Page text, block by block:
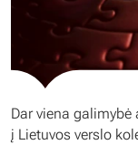
Dar viena
į Lietuvos verslo